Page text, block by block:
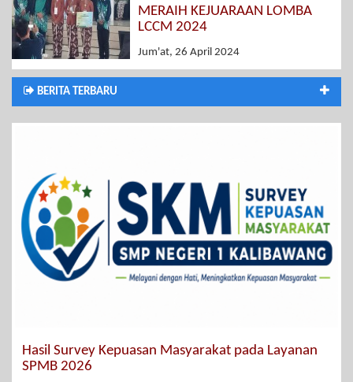
MERAIH KEJUARAAN LOMBA
LCCM 2024
Jum'at, 26 April 2024
BERITA TERBARU
Hasil Survey Kepuasan Masyarakat pada Layanan
SPMB 2026